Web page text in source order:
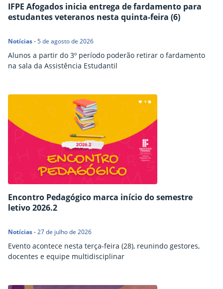
IFPE Afogados inicia entrega de fardamento para
estudantes veteranos nesta quinta-feira (6)
Notícias-5 de agosto de 2026
Alunos a partir do 3º período poderão retirar o fardamento
na sala da Assistência Estudantil
Encontro Pedagógico marca início do semestre
letivo 2026.2
Notícias-27 de julho de 2026
Evento acontece nesta terça-feira (28), reunindo gestores,
docentes e equipe multidisciplinar